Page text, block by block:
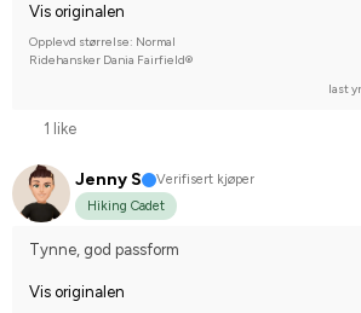
Vis originalen
Opplevd størrelse: Normal
Ridehansker Dania Fairfield®
last
1 like
Jenny S
Verifisert kjøper
Hiking Cadet
Tynne, god passform
Vis originalen